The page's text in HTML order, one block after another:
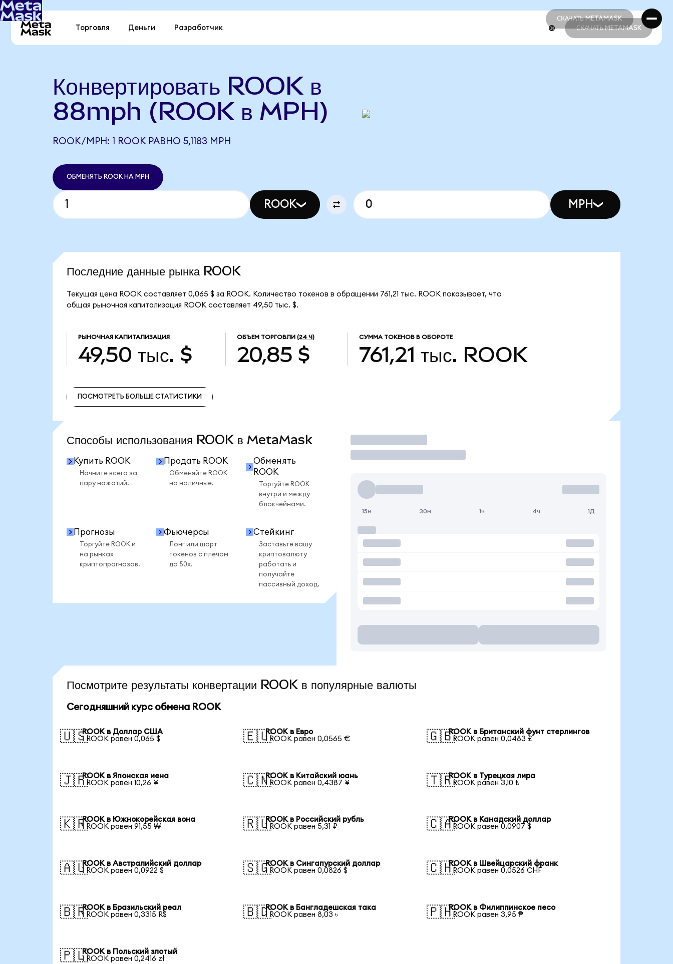
СКАЧАТЬ METAMASK
СКАЧАТЬ METAMASK
Торговля Деньги Разработчик СКАЧАТЬ METAMASK
Конвертировать ROOK в
88mph (ROOK в MPH)
ROOK/MPH: 1 ROOK РАВНО 5,1183 MPH
ОБМЕНЯТЬ ROOK НА MPH
ROOK MPH
Последние данные рынка ROOK
Текущая цена ROOK составляет 0,065 $ за ROOK. Количество токенов в обращении 761,21 тыс. ROOK показывает, что
общая рыночная капитализация ROOK составляет 49,50 тыс. $.
РЫНОЧНАЯ КАПИТАЛИЗАЦИЯ
49,50 тыс. $
ОБЪЕМ ТОРГОВЛИ (24 Ч)
20,85 $
СУММА ТОКЕНОВ В ОБОРОТЕ
761,21 тыс. ROOK
ПОСМОТРЕТЬ БОЛЬШЕ СТАТИСТИКИ
Способы использования ROOK в MetaMask
Купить ROOK
Начните всего за
пару нажатий.
Продать ROOK
Обменяйте ROOK
на наличные.
Обменять
ROOK
Торгуйте ROOK
внутри и между
блокчейнами.
Прогнозы
Торгуйте ROOK и
на рынках
криптопрогнозов.
Фьючерсы
Лонг или шорт
токенов с плечом
до 50x.
Стейкинг
Заставьте вашу
криптовалюту
работать и
получайте
пассивный доход.
Торговать
15м 30м 1ч 4ч 1Д
Посмотрите результаты конвертации ROOK в популярные валюты
Сегодняшний курс обмена ROOK
🇺🇸ROOK в Доллар США
1 ROOK равен 0,065 $
🇪🇺ROOK в Евро
1 ROOK равен 0,0565 €
🇬🇧ROOK в Британский фунт стерлингов
1 ROOK равен 0,0483 £
🇯🇵ROOK в Японская иена
1 ROOK равен 10,26 ¥
🇨🇳ROOK в Китайский юань
1 ROOK равен 0,4387 ¥
🇹🇷ROOK в Турецкая лира
1 ROOK равен 3,10 ₺
🇰🇷ROOK в Южнокорейская вона
1 ROOK равен 91,55 ₩
🇷🇺ROOK в Российский рубль
1 ROOK равен 5,31 ₽
🇨🇦ROOK в Канадский доллар
1 ROOK равен 0,0907 $
🇦🇺ROOK в Австралийский доллар
1 ROOK равен 0,0922 $
🇸🇬ROOK в Сингапурский доллар
1 ROOK равен 0,0826 $
🇨🇭ROOK в Швейцарский франк
1 ROOK равен 0,0526 CHF
🇧🇷ROOK в Бразильский реал
1 ROOK равен 0,3315 R$
🇧🇩ROOK в Бангладешская така
1 ROOK равен 8,03 ৳
🇵🇭ROOK в Филиппинское песо
1 ROOK равен 3,95 ₱
🇵🇱ROOK в Польский злотый
1 ROOK равен 0,2416 zł